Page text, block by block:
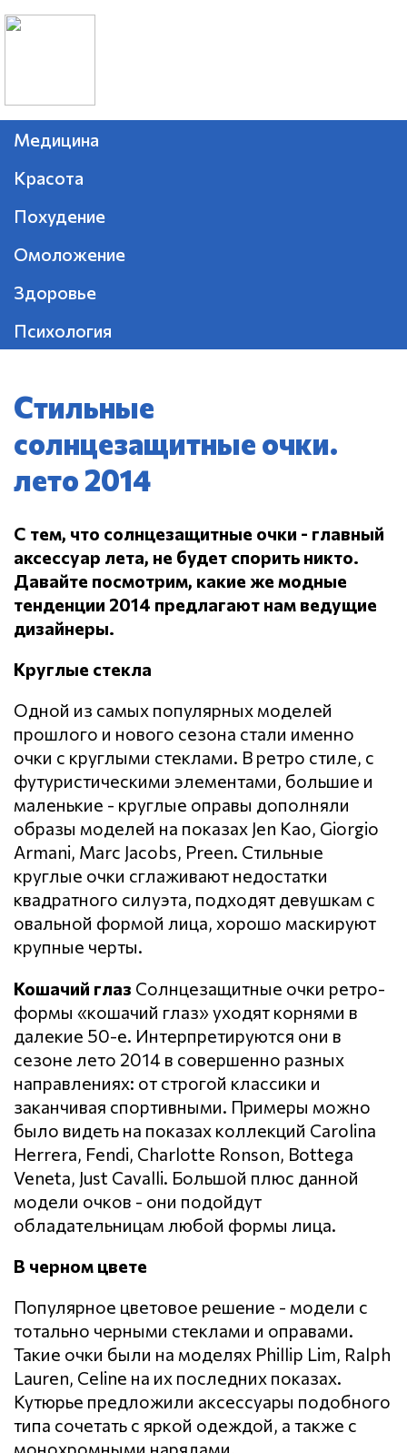
Медицина
Красота
Похудение
Омоложение
Здоровье
Психология
Стильные
солнцезащитные очки.
лето 2014
С тем, что солнцезащитные очки - главный
аксессуар лета, не будет спорить никто.
Давайте посмотрим, какие же модные
тенденции 2014 предлагают нам ведущие
дизайнеры.
Круглые стекла
Одной из самых популярных моделей
прошлого и нового сезона стали именно
очки с круглыми стеклами. В ретро стиле, с
футуристическими элементами, большие и
маленькие - круглые оправы дополняли
образы моделей на показах Jen Kao, Giorgio
Armani, Marc Jacobs, Preen. Стильные
круглые очки сглаживают недостатки
квадратного силуэта, подходят девушкам с
овальной формой лица, хорошо маскируют
крупные черты.
Кошачий глаз Солнцезащитные очки ретро-
формы «кошачий глаз» уходят корнями в
далекие 50-е. Интерпретируются они в
сезоне лето 2014 в совершенно разных
направлениях: от строгой классики и
заканчивая спортивными. Примеры можно
было видеть на показах коллекций Carolina
Herrera, Fendi, Charlotte Ronson, Bottega
Veneta, Just Cavalli. Большой плюс данной
модели очков - они подойдут
обладательницам любой формы лица.
В черном цвете
Популярное цветовое решение - модели с
тотально черными стеклами и оправами.
Такие очки были на моделях Phillip Lim, Ralph
Lauren, Celine на их последних показах.
Кутюрье предложили аксессуары подобного
типа сочетать с яркой одеждой, а также с
монохромными нарядами.